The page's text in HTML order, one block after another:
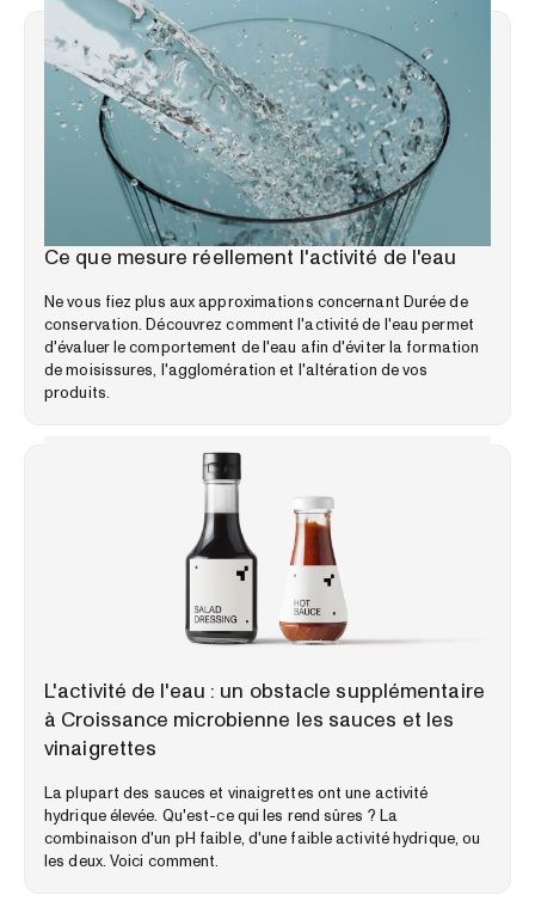
BIBLIOTHÈQUE D'EXPERTISE
Ce que mesure réellement l'activité de l'eau
Ne vous fiez plus aux approximations concernant Durée de
conservation. Découvrez comment l'activité de l'eau permet
d'évaluer le comportement de l'eau afin d'éviter la formation
de moisissures, l'agglomération et l'altération de vos
produits.
L'activité de l'eau : un obstacle supplémentaire
à Croissance microbienne les sauces et les
vinaigrettes
La plupart des sauces et vinaigrettes ont une activité
hydrique élevée. Qu'est-ce qui les rend sûres ? La
combinaison d'un pH faible, d'une faible activité hydrique, ou
les deux. Voici comment.